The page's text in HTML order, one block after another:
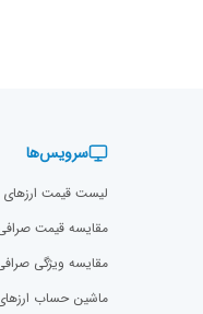
سرویس‌ها
لیست قیمت ارزهای
مقایسه قیمت
مقایسه ویژگی
ماشین حساب